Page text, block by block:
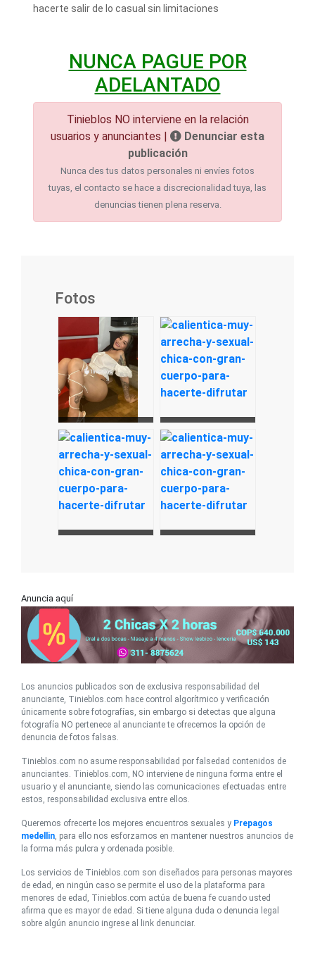
hacerte salir de lo casual sin limitaciones
NUNCA PAGUE POR
ADELANTADO
Tinieblos NO interviene en la relación
usuarios y anunciantes |
Denunciar esta
publicación
Nunca des tus datos personales ni envíes fotos
tuyas, el contacto se hace a discrecionalidad tuya, las
denuncias tienen plena reserva.
Fotos
Anuncia aquí
Los anuncios publicados son de exclusiva responsabilidad del
anunciante, Tinieblos.com hace control algorítmico y verificación
únicamente sobre fotografías, sin embargo si detectas que alguna
fotografía NO pertenece al anunciante te ofrecemos la opción de
denuncia de fotos falsas.
Tinieblos.com no asume responsabilidad por falsedad contenidos de
anunciantes. Tinieblos.com, NO interviene de ninguna forma entre el
usuario y el anunciante, siendo las comunicaciones efectuadas entre
estos, responsabilidad exclusiva entre ellos.
Queremos ofrecerte los mejores encuentros sexuales y Prepagos
medellin, para ello nos esforzamos en mantener nuestros anuncios de
la forma más pulcra y ordenada posible.
Los servicios de Tinieblos.com son diseñados para personas mayores
de edad, en ningún caso se permite el uso de la plataforma para
menores de edad, Tinieblos.com actúa de buena fe cuando usted
afirma que es mayor de edad. Si tiene alguna duda o denuncia legal
sobre algún anuncio ingrese al link denunciar.